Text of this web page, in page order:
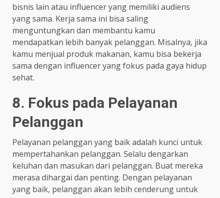
bisnis lain atau influencer yang memiliki audiens
yang sama. Kerja sama ini bisa saling
menguntungkan dan membantu kamu
mendapatkan lebih banyak pelanggan. Misalnya, jika
kamu menjual produk makanan, kamu bisa bekerja
sama dengan influencer yang fokus pada gaya hidup
sehat.
8. Fokus pada Pelayanan
Pelanggan
Pelayanan pelanggan yang baik adalah kunci untuk
mempertahankan pelanggan. Selalu dengarkan
keluhan dan masukan dari pelanggan. Buat mereka
merasa dihargai dan penting. Dengan pelayanan
yang baik, pelanggan akan lebih cenderung untuk